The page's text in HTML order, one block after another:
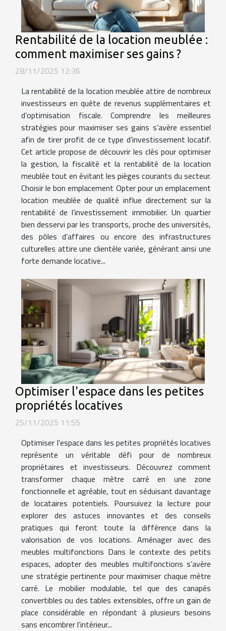
Rentabilité de la location meublée :
comment maximiser ses gains ?
28/11/2025 12:36
La rentabilité de la location meublée attire de nombreux
investisseurs en quête de revenus supplémentaires et
d’optimisation fiscale. Comprendre les meilleures
stratégies pour maximiser ses gains s’avère essentiel
afin de tirer profit de ce type d’investissement locatif.
Cet article propose de découvrir les clés pour optimiser
la gestion, la fiscalité et la rentabilité de la location
meublée tout en évitant les pièges courants du secteur.
Choisir le bon emplacement Opter pour un emplacement
location meublée de qualité influe directement sur la
rentabilité de l’investissement immobilier. Un quartier
bien desservi par les transports, proche des universités,
des pôles d’affaires ou encore des infrastructures
culturelles attire une clientèle variée, générant ainsi une
forte demande locative...
Optimiser l'espace dans les petites
propriétés locatives
25/11/2025 11:55
Optimiser l'espace dans les petites propriétés locatives
représente un véritable défi pour de nombreux
propriétaires et investisseurs. Découvrez comment
transformer chaque mètre carré en une zone
fonctionnelle et agréable, tout en séduisant davantage
de locataires potentiels. Poursuivez la lecture pour
explorer des astuces innovantes et des conseils
pratiques qui feront toute la différence dans la
valorisation de vos locations. Aménager avec des
meubles multifonctions Dans le contexte des petits
espaces, adopter des meubles multifonctions s’avère
une stratégie pertinente pour maximiser chaque mètre
carré. Le mobilier modulable, tel que des canapés
convertibles ou des tables extensibles, offre un gain de
place considérable en répondant à plusieurs besoins
sans encombrer l’intérieur...